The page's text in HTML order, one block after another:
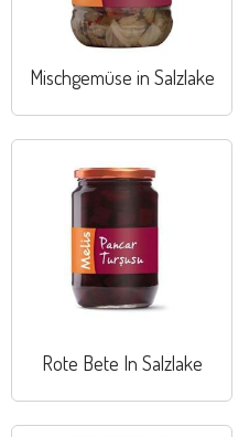
Mischgemüse in Salzlake
Rote Bete In Salzlake